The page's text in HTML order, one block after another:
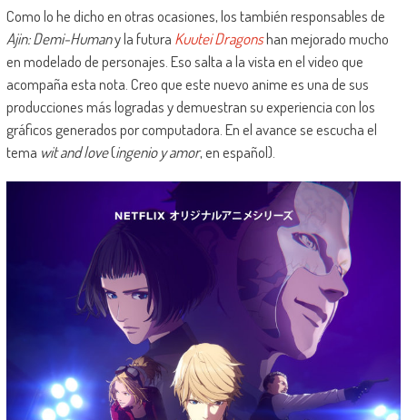
Como lo he dicho en otras ocasiones, los también responsables de
Ajin: Demi-Humany la futura Kuutei Dragonshan mejorado mucho
en modelado de personajes. Eso salta a la vista en el video que
acompaña esta nota. Creo que este nuevo anime es una de sus
producciones más logradas y demuestran su experiencia con los
gráficos generados por computadora. En el avance se escucha el
tema wit and love(ingenio y amor, en español).